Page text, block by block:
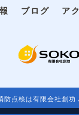
ブログ ア
点検は有限会社創功